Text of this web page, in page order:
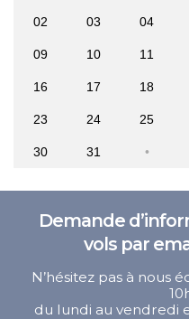
02 03 04
09 10 11
16 17 18
23 24 25
30 31
Demande
vols par
N’hésitez pas à nous
du lundi au vendredi